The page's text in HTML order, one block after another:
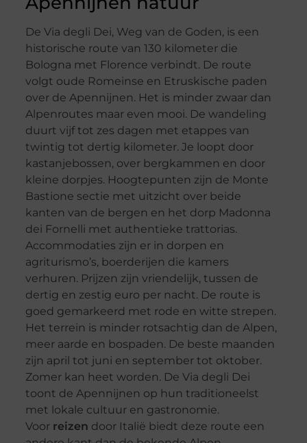
De Via degli Dei, Weg van de Goden, is een
historische route van 130 kilometer die
Bologna met Florence verbindt. De route
volgt oude Romeinse en Etruskische paden
over de Apennijnen. Het is minder zwaar dan
Alpenroutes maar even mooi. De wandeling
duurt vijf tot zes dagen met etappes van
twintig tot dertig kilometer. Je loopt door
kastanjebossen, over bergkammen en door
kleine dorpjes. Hoogtepunten zijn de Monte
Bastione sectie met uitzicht over beide
kanten van de bergen en het dorp Madonna
dei Fornelli met authentieke trattorias.
Accommodaties zijn er in dorpen en
agriturismo’s, boerderijen die kamers
verhuren. Prijzen zijn vriendelijk, tussen de
dertig en zestig euro per nacht. De route is
goed gemarkeerd met rode en witte strepen.
Het terrein is minder rotsachtig dan de Alpen,
meer aarde en bospaden. De beste maanden
zijn april tot juni en september tot oktober.
Zomer kan heet worden. De Via degli Dei
toont de Apennijnen op hun traditioneelst
met lokale cultuur en gastronomie.
Voor reizen door Italië biedt deze route een